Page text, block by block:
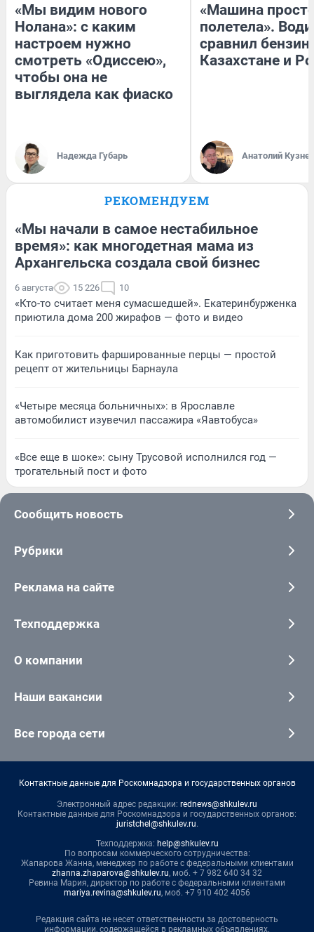
«Мы видим нового
Нолана»: с каким
настроем нужно
смотреть «Одиссею»,
чтобы она не
выглядела как фиаско
Надежда Губарь
«Машина
полетела».
сравнил бензин
Казахстане и
Анатолий
РЕКОМЕНДУЕМ
«Мы начали в самое нестабильное
время»: как многодетная мама из
Архангельска создала свой бизнес
6 августа 15 226 10
«Кто-то считает меня сумасшедшей». Екатеринбурженка
приютила дома 200 жирафов — фото и видео
Как приготовить фаршированные перцы — простой
рецепт от жительницы Барнаула
«Четыре месяца больничных»: в Ярославле
автомобилист изувечил пассажира «Яавтобуса»
«Все еще в шоке»: сыну Трусовой исполнился год —
трогательный пост и фото
Сообщить новость
Рубрики
Реклама на сайте
Техподдержка
О компании
Наши вакансии
Все города сети
Контактные данные для Роскомнадзора и государственных органов
Электронный адрес редакции: rednews@shkulev.ru
Контактные данные для Роскомнадзора и государственных органов:
juristchel@shkulev.ru.
Техподдержка: help@shkulev.ru
По вопросам коммерческого сотрудничества:
Жапарова Жанна, менеджер по работе с федеральными клиентами
zhanna.zhaparova@shkulev.ru, моб. + 7 982 640 34 32
Ревина Мария, директор по работе с федеральными клиентами
mariya.revina@shkulev.ru, моб. +7 910 402 4056
Редакция сайта не несет ответственности за достоверность
информации, содержащейся в рекламных объявлениях.